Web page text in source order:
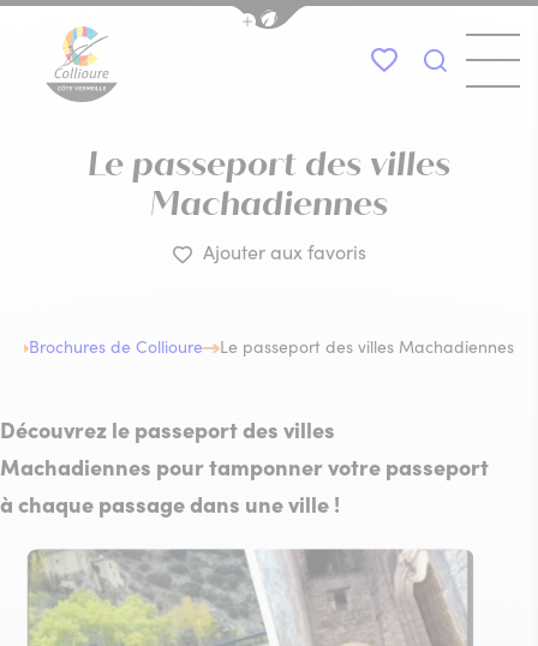
Afficher la barre de navigation du
Mes favoris
Je
Le passeport des villes
Machadiennes
Ajouter aux favoris
Brochures de Collioure Le passeport des villes Machadiennes
Découvrez le passeport des villes
Machadiennes pour tamponner votre passeport
à chaque passage dans une ville !